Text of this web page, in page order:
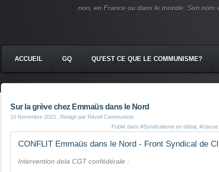
non, en France ou dans le monde. Son nom
ACCUEIL GQ QU'EST CE QUE LE COMMUNISME?
Sur la grève chez Emmaüs dans le Nord
10 Novembre 2023 , Rédigé par Réveil Communiste
Publié dans #Syndicalisme en débat
CONFLIT Emmaüs dans le Nord - Front Syndical de
Intervention dela CGT confédérale :